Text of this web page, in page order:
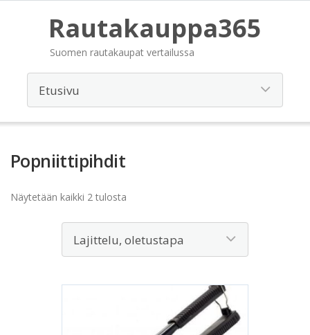
Rautakauppa365
Suomen rautakaupat vertailussa
Popniittipihdit
Näytetään kaikki 2 tulosta